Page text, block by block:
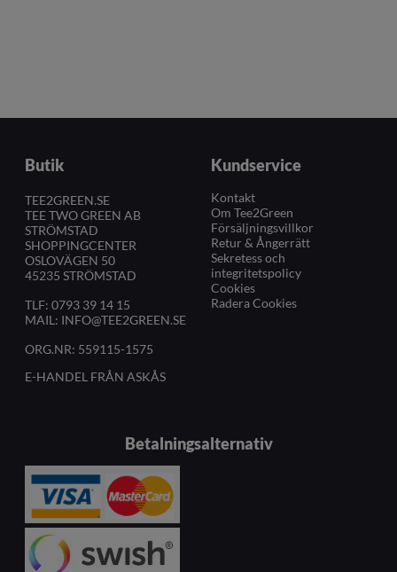
Butik
TEE2GREEN.SE
TEE TWO GREEN AB
STRÖMSTAD
SHOPPINGCENTER
OSLOVÄGEN 50
45235 STRÖMSTAD
TLF: 0793 39 14 15
MAIL: INFO@TEE2GREEN.SE
ORG.NR: 559115-1575
E-HANDEL FRÅN ASKÅS
Kundservice
Kontakt
Om Tee2Green
Försäljningsvillkor
Retur & Ångerrätt
Sekretess och
integritetspolicy
Cookies
Radera Cookies
Betalningsalternativ